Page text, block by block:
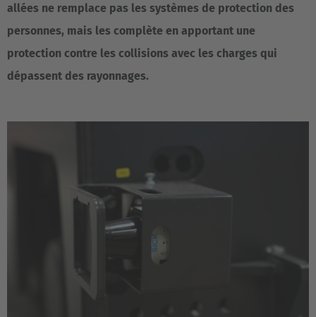
Great Britain
English
Italia
Nederland
allées ne remplace pas les systèmes de protection des
personnes, mais les complète en apportant une
protection contre les collisions avec les charges qui
dépassent des rayonnages.